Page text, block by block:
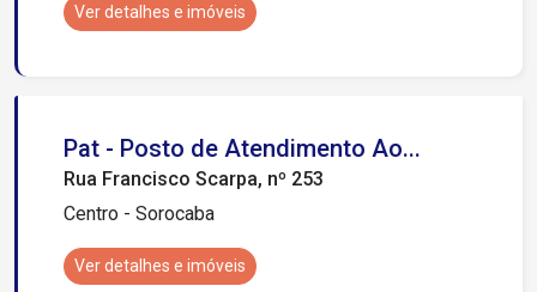
Ver detalhes e imóveis
Pat - Posto de Atendimento Ao...
Rua Francisco Scarpa, nº 253
Centro - Sorocaba
Ver detalhes e imóveis